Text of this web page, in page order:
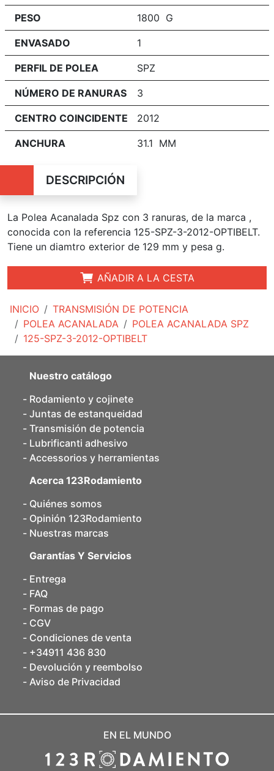
INICIO
TRANSMISIÓN DE POTENCIA
POLEA ACANALADA
POLEA ACANALADA SPZ
125-SPZ-3-2012-OPTIBELT
PESO 1800 G
ENVASADO 1
PERFIL DE POLEA SPZ
NÚMERO DE RANURAS 3
CENTRO COINCIDENTE 2012
ANCHURA 31.1 MM
DESCRIPCIÓN
La Polea Acanalada Spz con 3 ranuras, de la marca ,
conocida con la referencia 125-SPZ-3-2012-OPTIBELT.
Tiene un diamtro exterior de 129 mm y pesa g.
AÑADIR A LA CESTA
Nuestro catálogo
Rodamiento y cojinete
Juntas de estanqueidad
Transmisión de potencia
Lubrificanti adhesivo
Accessorios y herramientas
Acerca 123Rodamiento
Quiénes somos
Opinión 123Rodamiento
Nuestras marcas
Garantías Y Servicios
Entrega
FAQ
Formas de pago
CGV
Condiciones de venta
+34911 436 830
Devolución y reembolso
Aviso de Privacidad
EN EL MUNDO